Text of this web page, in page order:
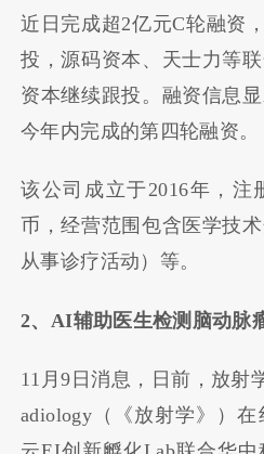
近日完成超2亿元C轮融资
投，源码资本、天士力等
资本继续跟投。融资信息
今年内完成的第四轮融资。
该公司成立于2016年，注
币，经营范围包含医学技
从事诊疗活动）等。
2、AI辅助医生检测脑动脉
11月9日消息，日前，放射
adiology（《放射学》）